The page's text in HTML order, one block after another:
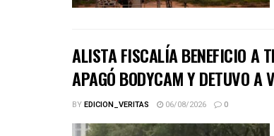
ALISTA FISCALÍA BENEFICIO A
APAGÓ BODYCAM Y DETUVO A
BYEDICION_VERITAS 06/08/2026 0